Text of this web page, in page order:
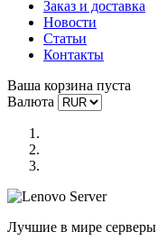
Заказ и доставка
Новости
Статьи
Контакты
Ваша корзина пуста
Валюта
Лучшие в мире серверы